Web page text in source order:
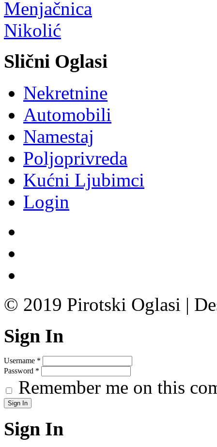
Slični Oglasi
Nekretnine
Automobili
Namestaj
Poljoprivreda
Kućni Ljubimci
Login
© 2019 Pirotski Oglasi |
Sign In
Username *
Password *
Remember me on this
Sign In